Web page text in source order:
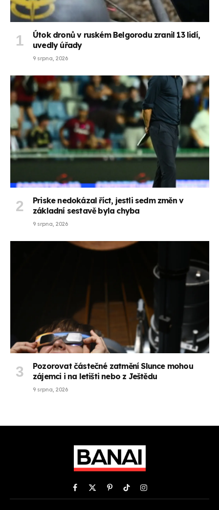
Útok dronů v ruském Belgorodu zranil 13 lidí,
uvedly úřady
9 srpna, 2026
Priske nedokázal říct, jestli sedm změn v
základní sestavě byla chyba
9 srpna, 2026
Pozorovat částečné zatmění Slunce mohou
zájemci i na letišti nebo z Ještědu
9 srpna, 2026
Facebook
X
PinterestTikTokInstagram